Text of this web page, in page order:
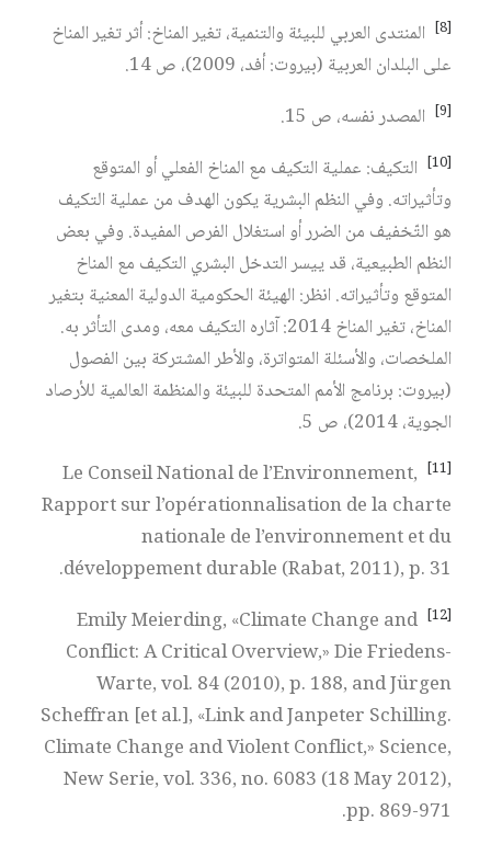
[8]
المنتدى العربي للبيئة والتنمية، تغير المناخ: أثر تغير المناخ
على البلدان العربية (بيروت: أفد، 2009)، ص 14.
[9] المصدر نفسه، ص 15.
[10]
التكيف: عملية التكيف مع المناخ الفعلي أو المتوقع
وتأثيراته. وفي النظم البشرية يكون الهدف من عملية التكيف
هو التّخفيف من الضرر أو استغلال الفرص المفيدة. وفي بعض
النظم الطبيعية، قد ييسر التدخل البشري التكيف مع المناخ
المتوقع وتأثيراته. انظر: الهيئة الحكومية الدولية المعنية بتغير
المناخ، تغير المناخ 2014: آثاره التكيف معه، ومدى التأثر به.
الملخصات، والأسئلة المتواترة، والأطر المشتركة بين الفصول
(بيروت: برنامج الأمم المتحدة للبيئة والمنظمة العالمية للأرصاد
الجوية، 2014)، ص 5.
[11]
Le Conseil National de l’Environnement,
Rapport sur l’opérationnalisation de la charte
nationale de l’environnement et du
développement durable (Rabat, 2011), p. 31.
[12]
Emily Meierding, «Climate Change and
Conflict: A Critical Overview,» Die Friedens-
Warte, vol. 84 (2010), p. 188, and Jürgen
Scheffran [et al.], «Link and Janpeter Schilling.
Climate Change and Violent Conflict,» Science,
New Serie, vol. 336, no. 6083 (18 May 2012),
pp. 869-971.